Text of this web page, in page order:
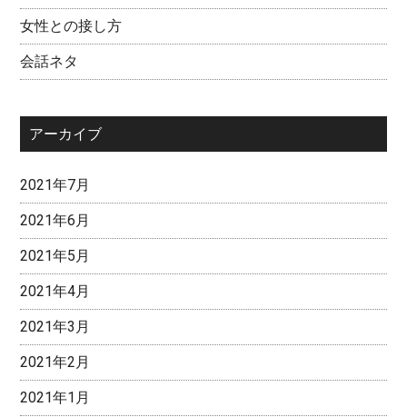
女性との接し方
会話ネタ
アーカイブ
2021年7月
2021年6月
2021年5月
2021年4月
2021年3月
2021年2月
2021年1月